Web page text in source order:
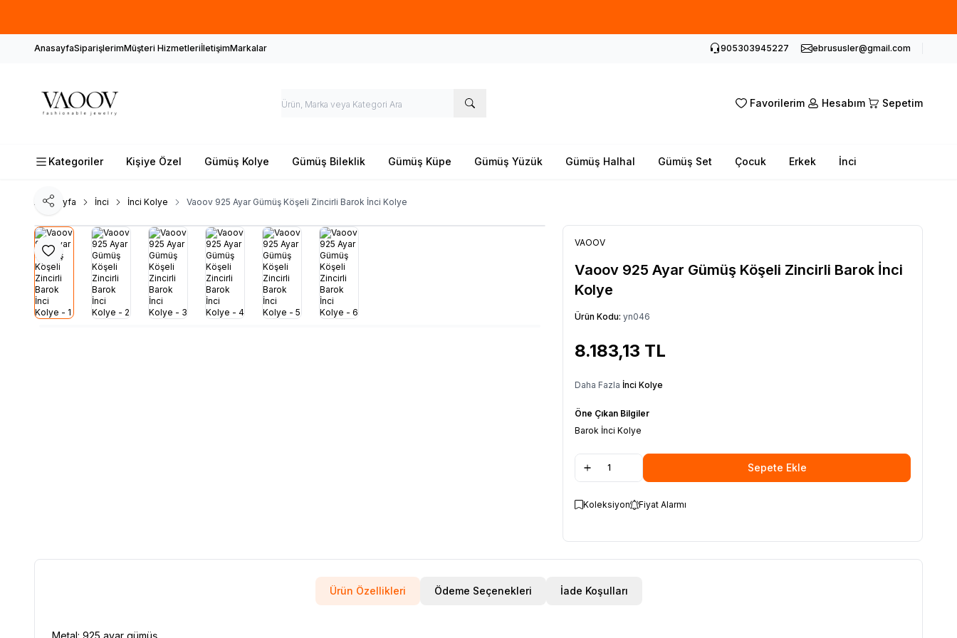
AnasayfaSiparişlerimMüşteri HizmetleriİletişimMarkalar 905303945227 ebrususler@gmail.com
Favorilerim Hesabım Sepetim
Kategoriler Kişiye Özel Gümüş Kolye Gümüş Bileklik Gümüş Küpe Gümüş Yüzük Gümüş Halhal Gümüş Set Çocuk Erkek İnci
Ana Sayfa İnci İnci Kolye Vaoov 925 Ayar Gümüş Köşeli Zincirli Barok İnci Kolye
Favoriye Ekle
Paylaş
VAOOV
Vaoov 925 Ayar Gümüş Köşeli Zincirli Barok İnci
Kolye
Ürün Kodu: yn046
8.183,13 TL
Daha Fazla İnci Kolye
Öne Çıkan Bilgiler
Barok İnci Kolye
Sepete Ekle
Koleksiyon Fiyat Alarmı
Ürün Özellikleri Ödeme Seçenekleri İade Koşulları
Metal: 925 ayar gümüş